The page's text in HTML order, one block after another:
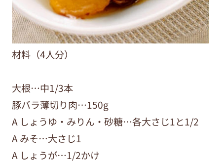
材料（4人分）
大根…中1/3本
豚バラ薄切り肉…150g
A しょうゆ・みりん・砂糖…各大さじ1と1/2
A みそ…大さじ1
A しょうが…1/2かけ